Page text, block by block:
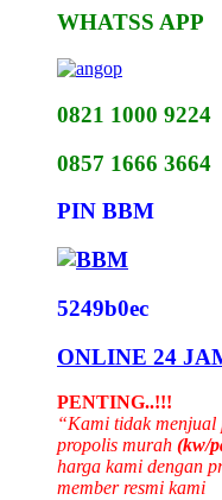
WHATSS APP
0821 1000 9224
0857 1666 3664
PIN BBM
5249b0ec
ONLINE 24
PENTING..!!!
“Kami tidak menjual
propolis murah (kw/
harga kami dengan
member resmi kami